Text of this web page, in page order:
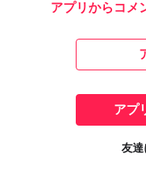
アプリからコメ
アプ
友達